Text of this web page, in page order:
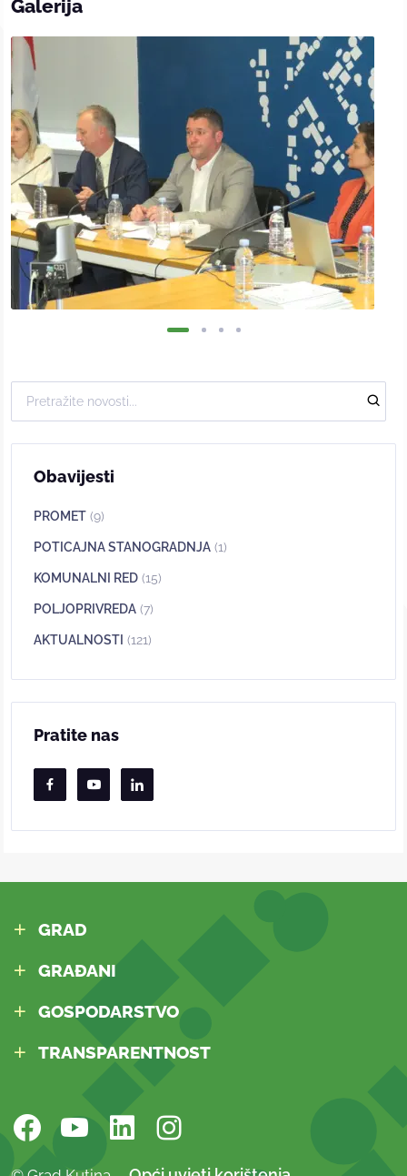
Galerija
Obavijesti
PROMET (9)
POTICAJNA STANOGRADNJA (1)
KOMUNALNI RED (15)
POLJOPRIVREDA (7)
AKTUALNOSTI (121)
Pratite nas
GRAD
GRAĐANI
GOSPODARSTVO
TRANSPARENTNOST